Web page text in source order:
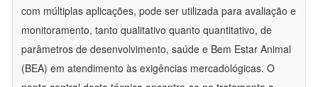
com múltiplas aplicações, pode ser utilizada para avaliação e
monitoramento, tanto qualitativo quanto quantitativo, de
parâmetros de desenvolvimento, saúde e Bem Estar Animal
(BEA) em atendimento às exigências mercadológicas. O